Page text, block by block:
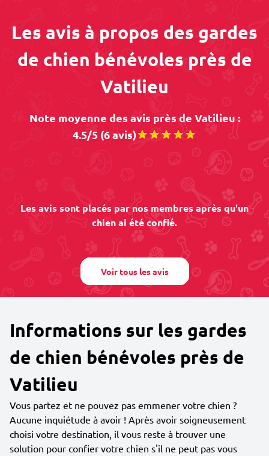
Les avis à propos des gardes
de chien bénévoles près de
Vatilieu
Note moyenne des avis près de Vatilieu :
4.5/5 (6 avis)
Les avis sont placés par nos membres après qu'un
chien ai été confié.
Voir tous les avis
Informations sur les gardes
de chien bénévoles près de
Vatilieu
Vous partez et ne pouvez pas emmener votre chien ?
Aucune inquiétude à avoir ! Après avoir soigneusement
choisi votre destination, il vous reste à trouver une
solution pour confier votre chien s'il ne peut pas vous